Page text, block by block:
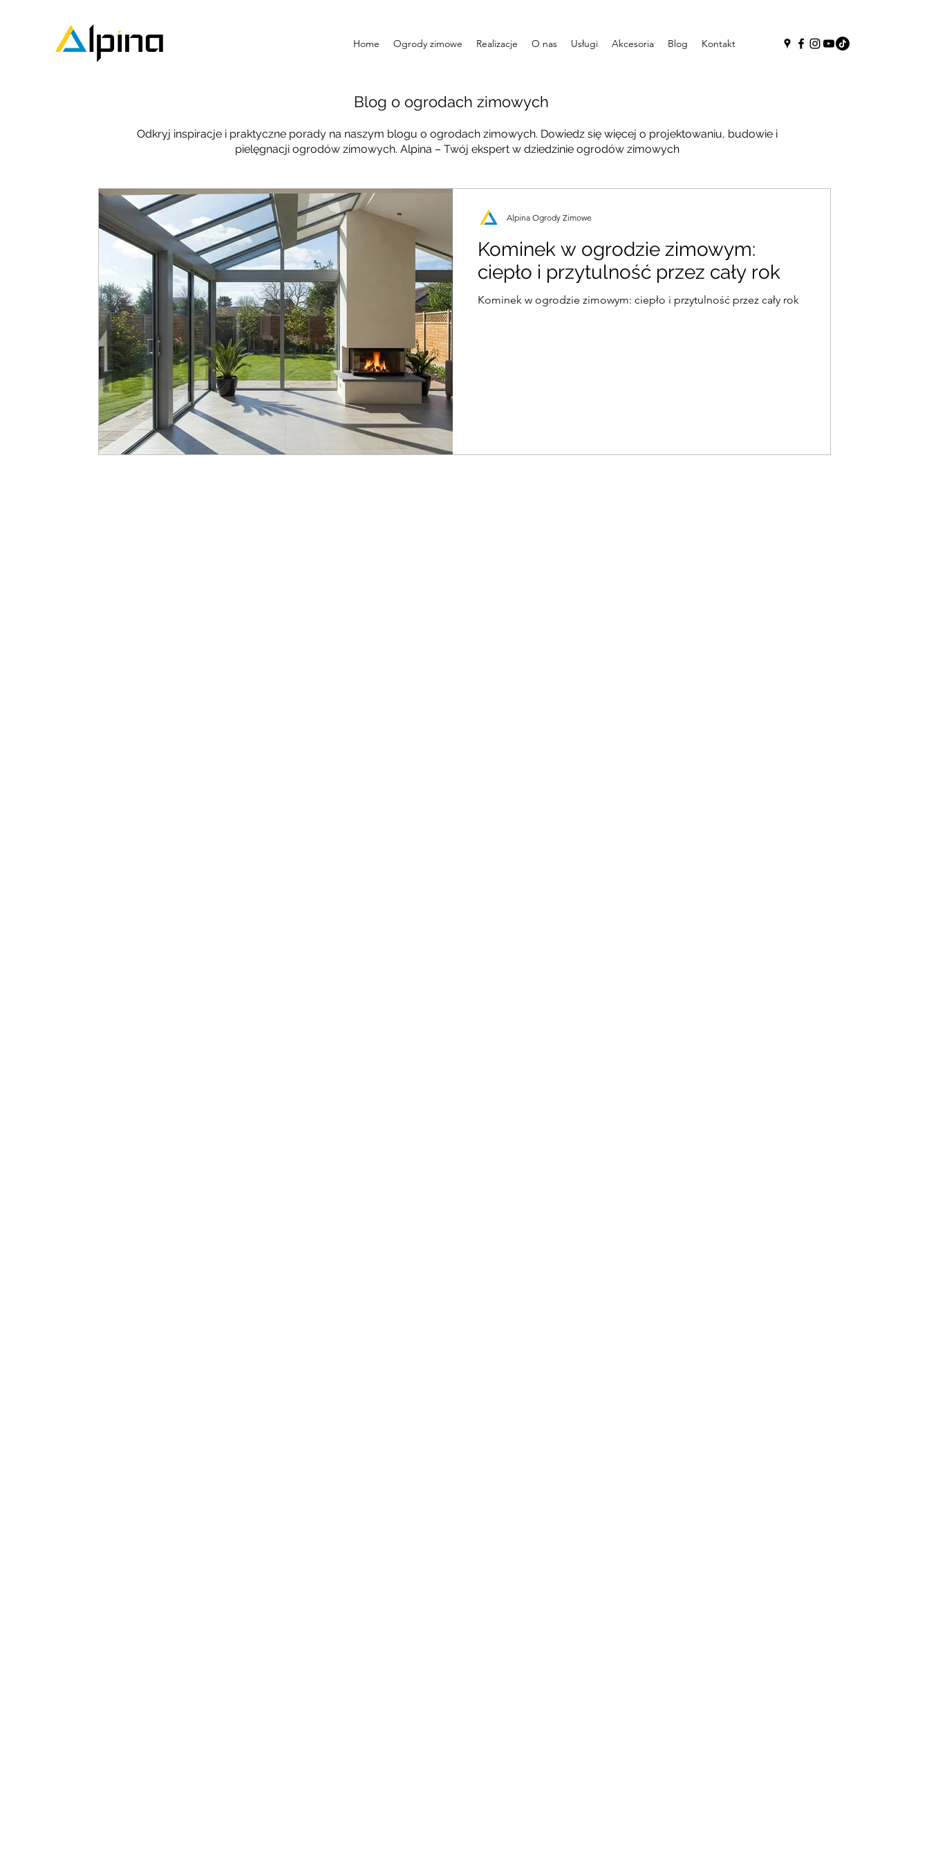
Home Ogrody zimowe Realizacje O nas Usługi Akcesoria Blog Kontakt
Blog o ogrodach zimowych
Odkryj inspiracje i praktyczne porady na naszym blogu o ogrodach zimowych. Dowiedz się więcej o projektowaniu, budowie i
pielęgnacji ogrodów zimowych. Alpina – Twój ekspert w dziedzinie ogrodów zimowych
Kominek w ogrodzie zimowym:
ciepło i przytulność przez cały rok
Kominek w ogrodzie zimowym: ciepło i przytulność przez cały rok
Alpina Ogrody Zimowe